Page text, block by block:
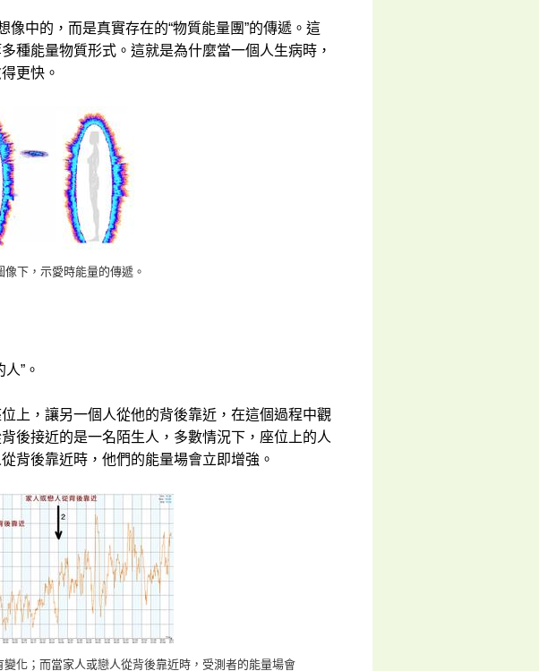
像中的，而是真實存在的“物質能量團”的傳遞。這
種能量物質形式。這就是為什麼當一個人生病時，
更快。
像下，示愛時能量的傳遞。
”。
上，讓另一個人從他的背後靠近，在這個過程中觀
後接近的是一名陌生人，多數情況下，座位上的人
背後靠近時，他們的能量場會立即增強。
化；而當家人或戀人從背後靠近時，受測者的能量場會